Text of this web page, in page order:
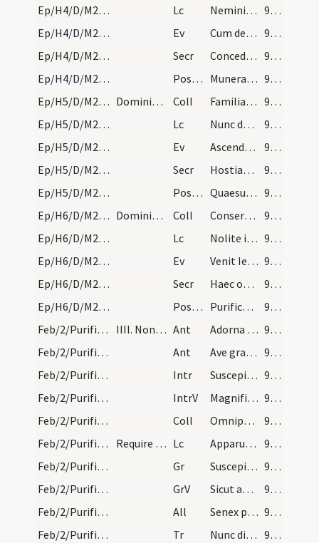
Ep/H4/D/M2/Mass Propers Lc Nemini quicquam debeatis
95 (12r)
Ep/H4/D/M2/Mass Propers
Ev Cum descendisset Iesus de monte secuti sunt eum turbae multae
96 (12v)
Ep/H4/D/M2/Mass Propers
Secr Concede quaesumus omnipotens Deus ut huius sacrificii munus oblatum
96 (12v)
Ep/H4/D/M2/Mass Propers
Postcomm Munera tua nos Domine a delectationibus terrenis expediant
96 (12v)
Ep/H5/D/M2/Mass Propers
Dominica quinta canitur quale volueris Coll Familiam tuam quaesumus Domine continua pietate custodi
96 (12v)
Ep/H5/D/M2/Mass Propers
Lc Nunc damnationis est his qui sunt in Christo
97 (13r)
Ep/H5/D/M2/Mass Propers
Ev Ascendente Iesu in naviculam
97 (13r)
Ep/H5/D/M2/Mass Propers
Secr Hostias tibi Domine placationis offerimus
97 (13r)
Ep/H5/D/M2/Mass Propers
Postcomm Quaesumus omnipotens Deus ut illius salutaris capiamus effectum
97 (13r)
Ep/H6/D/M2/Mass Propers
Dominica sexta Coll Conserva populum tuum Deus et tuo nomini fac devotum
97 (13r)
Ep/H6/D/M2/Mass Propers
Lc Nolite iugum ducere cum infidelibus
97 (13r)
Ep/H6/D/M2/Mass Propers
Ev Venit Iesus in patriam suam ... et facto sabbato coepit in synagoga docere
98 (13v)
Ep/H6/D/M2/Mass Propers
Secr Haec oblatio Deus mundet quaesumus ut semper eadem per quae veraciter vivimus appetamus.
98 (13v)
Ep/H6/D/M2/Mass Propers
Postcomm Purificant nos Deus haec sancta quae sumpsimus ... iniquitate custodiant.
98 (13v)
Feb/2/Purificatio BMV/Candlemas/1
IIII. Nona Februarii Ypapanti Simeonis. Ad proces… Ant Adorna thalamum
98 (13v)
Feb/2/Purificatio BMV/Candlemas/2
Ant Ave gratia plena
98 (13v)
Feb/2/Purificatio BMV/M2/Mass Propers
Intr Suscepimus Deus
99 (14r)
Feb/2/Purificatio BMV/M2/Mass Propers
IntrV Magnificat
99 (14r)
Feb/2/Purificatio BMV/M2/Mass Propers
Coll Omnipotens sempiterne Deus maiestatem tuam ... mentibus praesentari.
99 (14r)
Feb/2/Purificatio BMV/M2/Mass Propers
Require in Natale Domini missa mane prima Lc Apparuit benignitas
99 (14r)
Feb/2/Purificatio BMV/M2/Mass Propers
Gr Suscepimus Deus
99 (14r)
Feb/2/Purificatio BMV/M2/Mass Propers
GrV Sicut audivimus
99 (14r)
Feb/2/Purificatio BMV/M2/Mass Propers
All Senex puerum
99 (14r)
Feb/2/Purificatio BMV/M2/Mass Propers
Tr Nunc dimittis
99 (14r)